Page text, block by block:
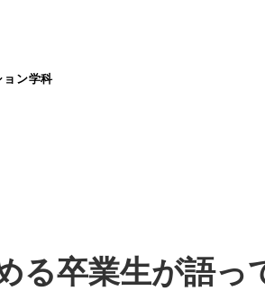
ョン学科
る卒業生が語っ